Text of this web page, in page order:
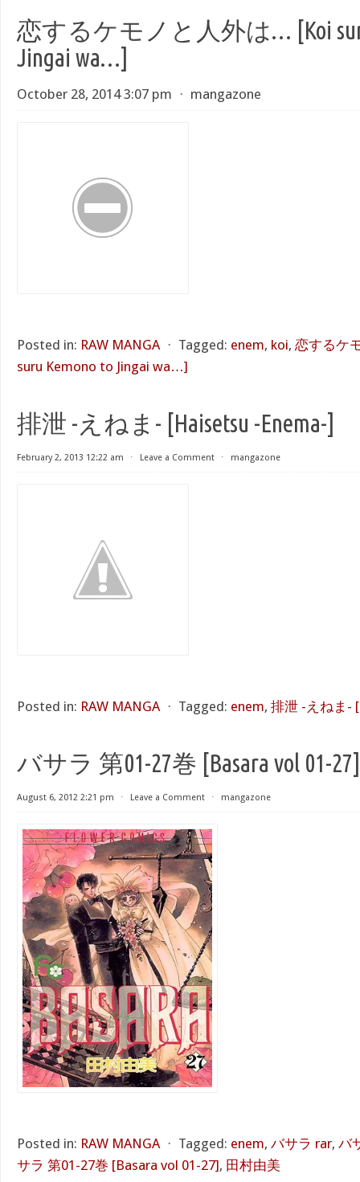
恋するケモノと人外は… [Koi
Jingai wa…]
October 28, 2014 3:07 pm ⋅ mangazone
Posted in: RAW MANGA ⋅ Tagged: enem, koi, 恋するケ
suru Kemono to Jingai wa…]
排泄 -えねま- [Haisetsu -Enema-]
February 2, 2013 12:22 am ⋅ Leave a Comment ⋅ mangazone
Posted in: RAW MANGA ⋅ Tagged: enem, 排泄 -えねま-
バサラ 第01-27巻 [Basara vol 01-27]
August 6, 2012 2:21 pm ⋅ Leave a Comment ⋅ mangazone
Posted in: RAW MANGA ⋅ Tagged: enem, バサラ rar, バ
サラ 第01-27巻 [Basara vol 01-27], 田村由美